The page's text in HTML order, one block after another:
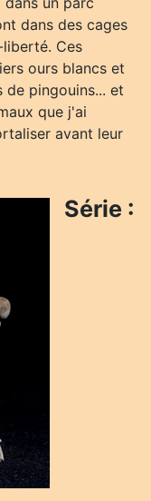
dans des cages
Ces
ours blancs et
pingouins... et
que j'ai
avant leur
Série :